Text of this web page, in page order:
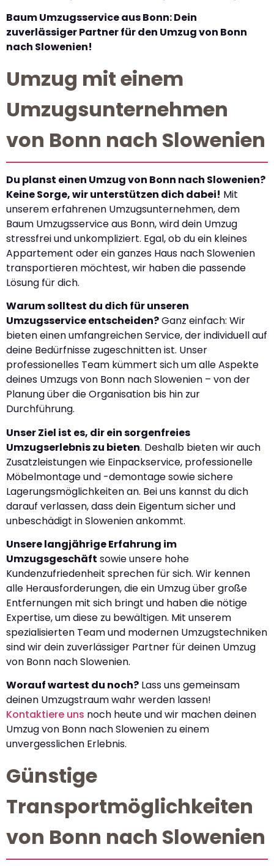
Baum Umzugsservice aus Bonn: Dein
zuverlässiger Partner für den Umzug von Bonn
nach Slowenien!
Umzug mit einem
Umzugsunternehmen
von Bonn nach Slowenien
Du planst einen Umzug von Bonn nach Slowenien?
Keine Sorge, wir unterstützen dich dabei! Mit
unserem erfahrenen Umzugsunternehmen, dem
Baum Umzugsservice aus Bonn, wird dein Umzug
stressfrei und unkompliziert. Egal, ob du ein kleines
Appartement oder ein ganzes Haus nach Slowenien
transportieren möchtest, wir haben die passende
Lösung für dich.
Warum solltest du dich für unseren
Umzugsservice entscheiden?Ganz einfach: Wir
bieten einen umfangreichen Service, der individuell auf
deine Bedürfnisse zugeschnitten ist. Unser
professionelles Team kümmert sich um alle Aspekte
deines Umzugs von Bonn nach Slowenien – von der
Planung über die Organisation bis hin zur
Durchführung.
Unser Ziel ist es, dir ein sorgenfreies
Umzugserlebnis zu bieten. Deshalb bieten wir auch
Zusatzleistungen wie Einpackservice, professionelle
Möbelmontage und -demontage sowie sichere
Lagerungsmöglichkeiten an. Bei uns kannst du dich
darauf verlassen, dass dein Eigentum sicher und
unbeschädigt in Slowenien ankommt.
Unsere langjährige Erfahrung im
Umzugsgeschäft sowie unsere hohe
Kundenzufriedenheit sprechen für sich. Wir kennen
alle Herausforderungen, die ein Umzug über große
Entfernungen mit sich bringt und haben die nötige
Expertise, um diese zu bewältigen. Mit unserem
spezialisierten Team und modernen Umzugstechniken
sind wir dein zuverlässiger Partner für deinen Umzug
von Bonn nach Slowenien.
Worauf wartest du noch? Lass uns gemeinsam
deinen Umzugstraum wahr werden lassen!
Kontaktiere uns noch heute und wir machen deinen
Umzug von Bonn nach Slowenien zu einem
unvergesslichen Erlebnis.
Günstige
Transportmöglichkeiten
von Bonn nach Slowenien